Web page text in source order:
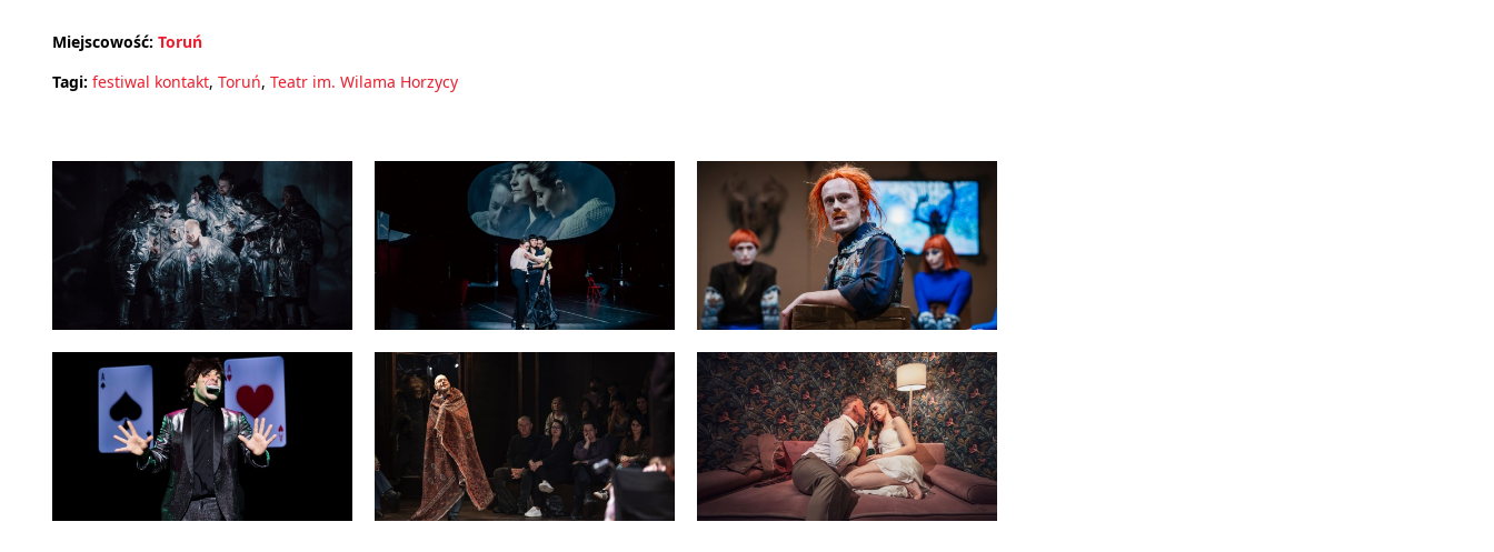
Miejscowość: Toruń
Tagi: festiwal kontakt, Toruń, Teatr im. Wilama Horzycy